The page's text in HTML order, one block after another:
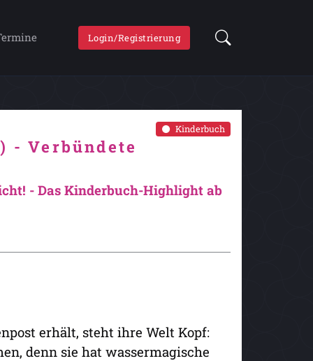
Login/Registrierung
Kinderbuch
- Verbündete
- Das Kinderbuch-Highlight ab
erhält, steht ihre Welt Kopf:
denn sie hat wassermagische